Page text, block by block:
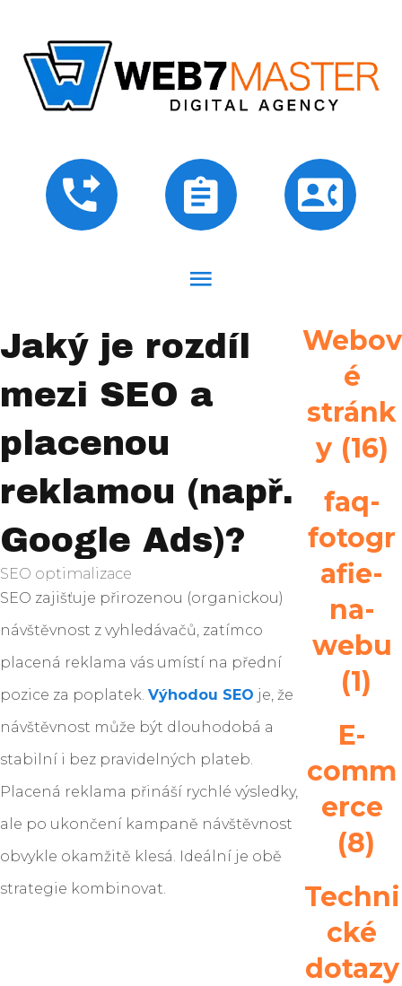
Jaký je rozdíl
mezi SEO a
placenou
reklamou (např.
Google Ads)?
SEO optimalizace
SEO zajišťuje přirozenou (organickou)
návštěvnost z vyhledávačů, zatímco
placená reklama vás umístí na přední
pozice za poplatek. Výhodou SEO je, že
návštěvnost může být dlouhodobá a
stabilní i bez pravidelných plateb.
Placená reklama přináší rychlé výsledky,
ale po ukončení kampaně návštěvnost
obvykle okamžitě klesá. Ideální je obě
strategie kombinovat.
Webov
é
stránk
y (16)
faq-
fotogr
afie-
na-
webu
(1)
E-
comm
erce
(8)
Techni
cké
dotazy